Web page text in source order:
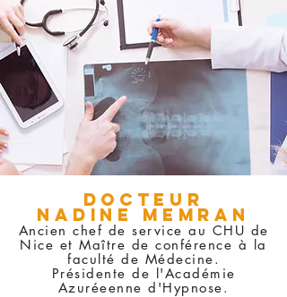
DOCTEUR
NADINE MEMRAN
Ancien chef de service au CHU de
Nice et Maître de conférence à la
faculté de Médecine.
Présidente de l'Académie
Azuréeenne d'Hypnose.